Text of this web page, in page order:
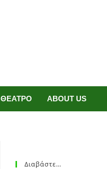
ΘΕΑΤΡΟ ABOUT US
Διαβάστε…